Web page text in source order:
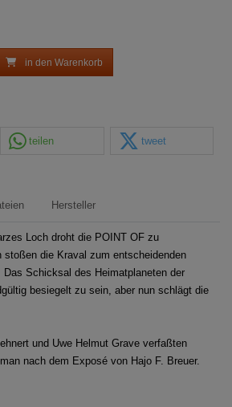
in den Warenkorb
teilen tweet
Hersteller
Loch droht die POINT OF zu
stoßen die Kraval zum entscheidenden
Schicksal des Heimatplaneten der
besiegelt zu sein, aber nun schlägt die
und Uwe Helmut Grave verfaßten
nach dem Exposé von Hajo F. Breuer.